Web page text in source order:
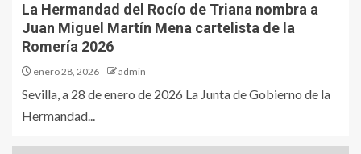
La Hermandad del Rocío de Triana nombra a
Juan Miguel Martín Mena cartelista de la
Romería 2026
enero 28, 2026 admin
Sevilla, a 28 de enero de 2026 La Junta de Gobierno de la
Hermandad...